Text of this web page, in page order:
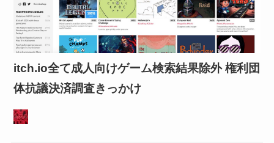
itch.io全て成人向けゲーム検索結果除外 権利団
体抗議決済調査きっかけ